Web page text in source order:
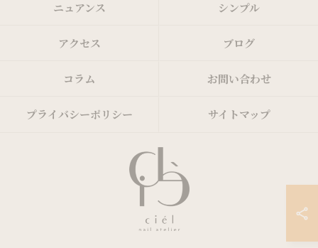
ニュアンス シンプル
アクセス ブログ
コラム お問い合わせ
プライバシーポリシー サイトマップ